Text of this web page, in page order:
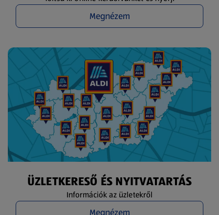
Megnézem
ÜZLETKERESŐ ÉS NYITVATARTÁS
Információk az üzletekről